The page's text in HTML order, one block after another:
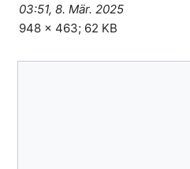
03:51, 8. Mär. 2025
948 × 463; 62 KB